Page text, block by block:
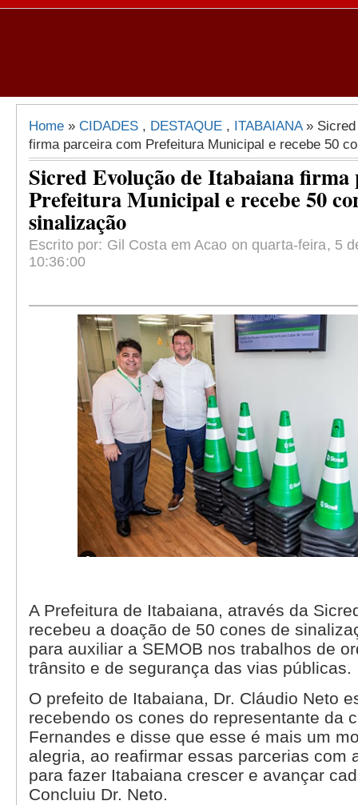
Home » CIDADES , DESTAQUE , ITABAIANA» Sicred
firma parceira com Prefeitura Municipal e recebe 50
Sicred Evolução de Itabaiana
Prefeitura Municipal e recebe 50
sinalização
Escrito por: Gil Costa em Acao on quarta-feira, 5
10:36:00
A Prefeitura de Itabaiana, através da
recebeu a doação de 50 cones de
para auxiliar a SEMOB nos trabalhos de
trânsito e de segurança das vias públicas.
O prefeito de Itabaiana, Dr. Cláudio Neto
recebendo os cones do representante da
Fernandes e disse que esse é mais um
alegria, ao reafirmar essas parcerias com
para fazer Itabaiana crescer e avançar
Concluiu Dr. Neto.